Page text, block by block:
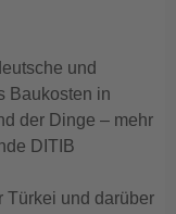
und
Baukosten in
der Dinge – mehr
DITIB
Türkei und darüber